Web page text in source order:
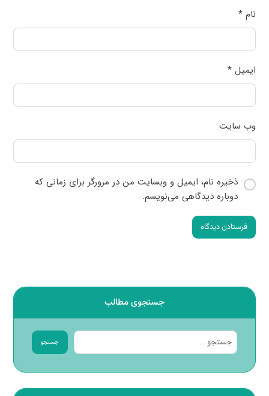
نام*
ایمیل*
وب‌ سایت
ذخیره نام، ایمیل و وبسایت من در مرورگر برای زمانی که
دوباره دیدگاهی می‌نویسم.
فرستادن دیدگاه
جستجوی مطالب
جستجو